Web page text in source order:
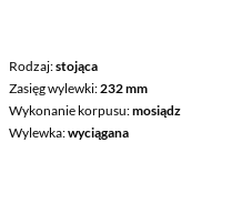
Rodzaj stojąca
Zasięg wylewki 232 mm
Wykonanie korpusu mosiądz
Wylewka wyciągana